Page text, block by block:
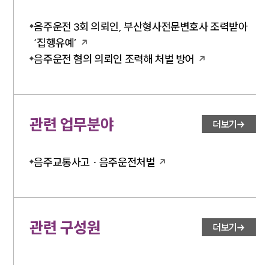
음주운전 3회 의뢰인, 부산형사전문변호사 조력받아
‘집행유예’
음주운전 혐의 의뢰인 조력해 처벌 방어
관련 업무분야 더보기
음주교통사고 · 음주운전처벌
관련 구성원 더보기